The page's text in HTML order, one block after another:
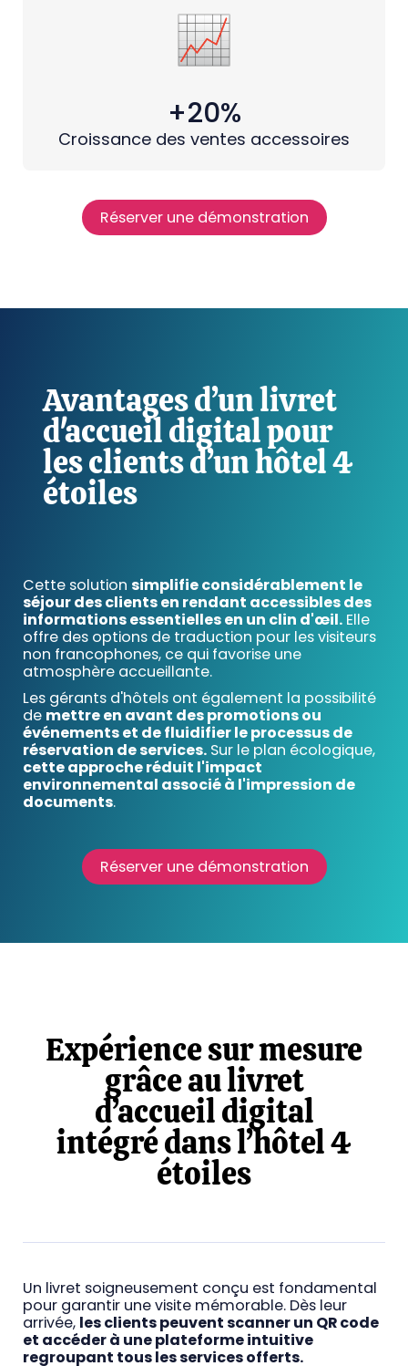
+20%
Croissance des ventes accessoires
Réserver une démonstration
Avantages d’un livret
d'accueil digital pour
les clients d’un hôtel 4
étoiles
Cette solution simplifie considérablement le
séjour des clients en rendant accessibles des
informations essentielles en un clin d'œil. Elle
offre des options de traduction pour les visiteurs
non francophones, ce qui favorise une
atmosphère accueillante.
Les gérants d'hôtels ont également la possibilité
de mettre en avant des promotions ou
événements et de fluidifier le processus de
réservation de services. Sur le plan écologique,
cette approche réduit l'impact
environnemental associé à l'impression de
documents.
Réserver une démonstration
Expérience sur mesure
grâce au livret
d’accueil digital
intégré dans l’hôtel 4
étoiles
Un livret soigneusement conçu est fondamental
pour garantir une visite mémorable. Dès leur
arrivée, les clients peuvent scanner un QR code
et accéder à une plateforme intuitive
regroupant tous les services offerts.